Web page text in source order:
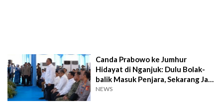
Canda Prabowo ke Jumhur
Hidayat di Nganjuk: Dulu Bolak-
balik Masuk Penjara, Sekarang Jadi
Menteri
NEWS